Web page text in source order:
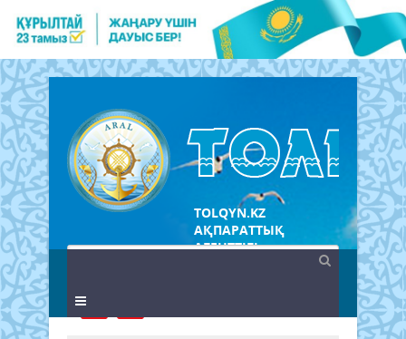
TOLQYN.KZ
АҚПАРАТТЫҚ
АГЕНТТІГІ